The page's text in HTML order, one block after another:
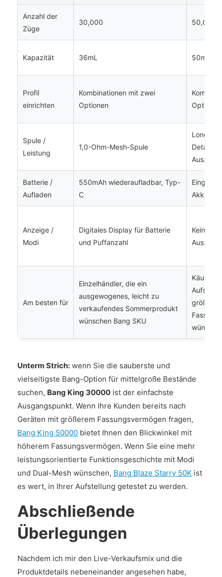
Anzahl der
Züge
30,000 50,000
Kapazität 36mL 50mL
Profil
einrichten
Kombinationen mit zwei
Optionen
Optionen
Spule /
Leistung
1,0-Ohm-Mesh-Spule
Long-
Details
Auszug
Batterie /
Aufladen
550mAh wiederaufladbar, Typ-
C
Akku
Anzeige /
Modi
Digitales Display für Batterie
und Puffanzahl
Kein
Auszug
Am besten für
Einzelhändler, die ein
ausgewogenes, leicht zu
verkaufendes Sommerprodukt
wünschen Bang SKU
Käufer,
Unterm Strich: wenn Sie die sauberste und
vielseitigste Bang-Option für mittelgroße Bestände
suchen, Bang King 30000 ist der einfachste
Ausgangspunkt. Wenn Ihre Kunden bereits nach
Geräten mit größerem Fassungsvermögen fragen,
Bang King 50000 bietet Ihnen den Blickwinkel mit
höherem Fassungsvermögen. Wenn Sie eine mehr
leistungsorientierte Funktionsgeschichte mit Modi
und Dual-Mesh wünschen, Bang Blaze Starry 50K ist
es wert, in Ihrer Aufstellung getestet zu werden.
Abschließende
Überlegungen
Nachdem ich mir den Live-Verkaufsmix und die
Produktdetails nebeneinander angesehen habe,